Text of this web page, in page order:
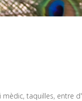
taquilles, entre